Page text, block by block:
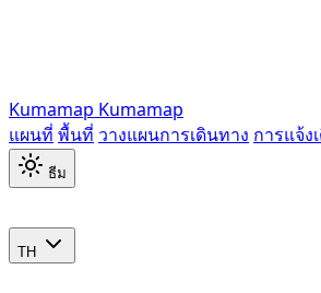
Kumamap Kumamap
แผนที่ พื้นที่ วางแผนการเดินทาง การแจ้ง
ธีม
TH